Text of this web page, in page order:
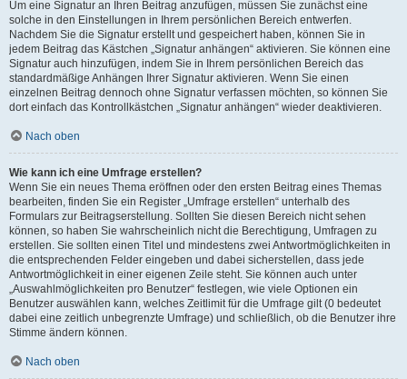
Um eine Signatur an Ihren Beitrag anzufügen, müssen Sie zunächst eine
solche in den Einstellungen in Ihrem persönlichen Bereich entwerfen.
Nachdem Sie die Signatur erstellt und gespeichert haben, können Sie in
jedem Beitrag das Kästchen „Signatur anhängen“ aktivieren. Sie können eine
Signatur auch hinzufügen, indem Sie in Ihrem persönlichen Bereich das
standardmäßige Anhängen Ihrer Signatur aktivieren. Wenn Sie einen
einzelnen Beitrag dennoch ohne Signatur verfassen möchten, so können Sie
dort einfach das Kontrollkästchen „Signatur anhängen“ wieder deaktivieren.
Nach oben
Wie kann ich eine Umfrage erstellen?
Wenn Sie ein neues Thema eröffnen oder den ersten Beitrag eines Themas
bearbeiten, finden Sie ein Register „Umfrage erstellen“ unterhalb des
Formulars zur Beitragserstellung. Sollten Sie diesen Bereich nicht sehen
können, so haben Sie wahrscheinlich nicht die Berechtigung, Umfragen zu
erstellen. Sie sollten einen Titel und mindestens zwei Antwortmöglichkeiten in
die entsprechenden Felder eingeben und dabei sicherstellen, dass jede
Antwortmöglichkeit in einer eigenen Zeile steht. Sie können auch unter
„Auswahlmöglichkeiten pro Benutzer“ festlegen, wie viele Optionen ein
Benutzer auswählen kann, welches Zeitlimit für die Umfrage gilt (0 bedeutet
dabei eine zeitlich unbegrenzte Umfrage) und schließlich, ob die Benutzer ihre
Stimme ändern können.
Nach oben